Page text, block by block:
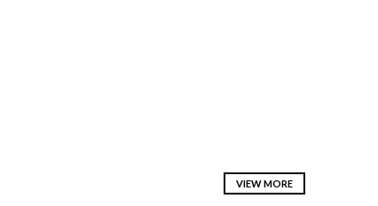
VIEW MORE